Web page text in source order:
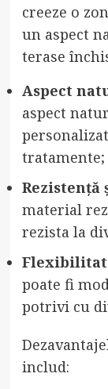
creeze o
un aspect
terase
Aspect
aspect
tratamente;
material
rezista la
poate fi
potrivi cu
includ: